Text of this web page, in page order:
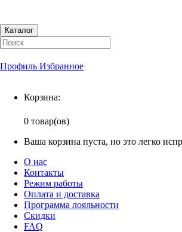
Каталог
Профиль Избранное
Корзина:
0 товар(ов)
Ваша корзина пуста, но это легко
О нас
Контакты
Режим работы
Оплата и доставка
Программа лояльности
Скидки
FAQ